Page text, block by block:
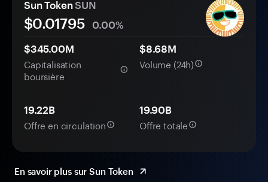
Sun TokenSUN
$0.01795
0.00%
$345.00M
Capitalisation
boursière
$8.68M
Volume (24h)
19.22B
Offre en circulation
19.90B
Offre totale
En savoir plus sur Sun Token